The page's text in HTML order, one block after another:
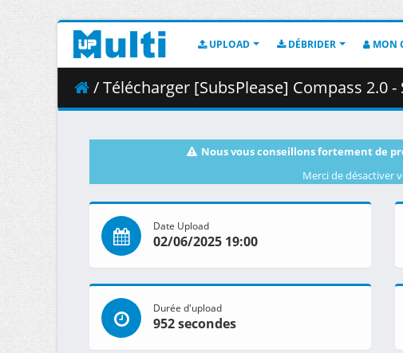
UPLOAD DÉBRIDER MON
/ Télécharger [SubsPlease] Compass 2.0 - Sentou
Nous vous conseillons fortement de
Merci de désactiver
Date Upload
02/06/2025 19:00
Durée d'upload
952 secondes